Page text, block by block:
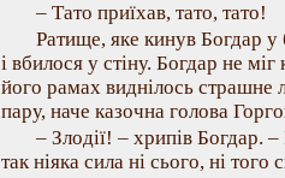
– Тато приїхав, тато, тато!
Ратище, яке кинув Богдар у
і вбилося у стіну. Богдар не
його рамах виднілось страшне
пару, наче казочна голова
– Злодії! – хрипів Богдар.
так ніяка сила ні сього, ні того